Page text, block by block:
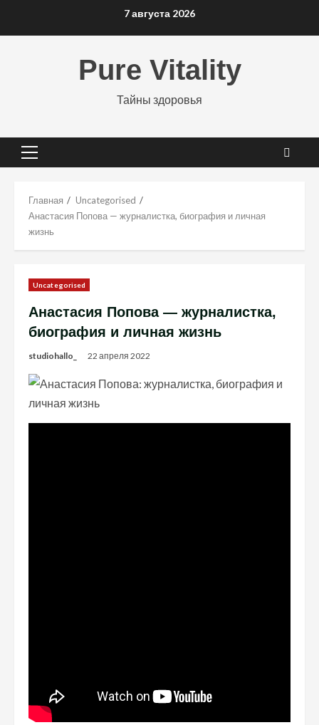
7 августа 2026
Pure Vitality
Тайны здоровья
Основное
Главная
Uncategorised
Анастасия Попова — журналистка, биография и личная
жизнь
Uncategorised
Анастасия Попова — журналистка,
биография и личная жизнь
studiohallo_ 22 апреля 2022